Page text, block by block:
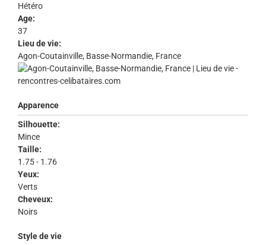
Hétéro
Age:
37
Lieu de vie:
Agon-Coutainville, Basse-Normandie, France
Apparence
Silhouette:
Mince
Taille:
1.75 - 1.76
Yeux:
Verts
Cheveux:
Noirs
Style de vie